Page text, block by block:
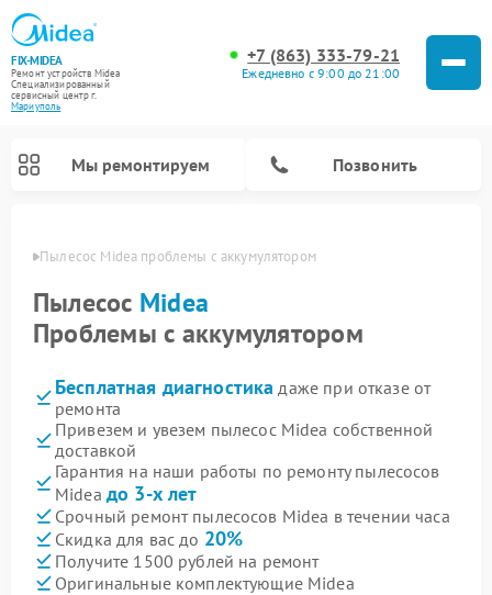
FIX-MIDEA
Ремонт устройств Midea
Специализированный
cервисный центр г.
Мариуполь
+7 (863) 333-79-21
Ежедневно с 9:00 до 21:00
Мы ремонтируем Позвонить
Пылесос Midea проблемы с аккумулятором
Пылесос Midea
Проблемы с аккумулятором
Бесплатная диагностика даже при отказе от
ремонта
Привезем и увезем пылесос Midea собственной
доставкой
Гарантия на наши работы по ремонту пылесосов
Midea до 3-х лет
Срочный ремонт пылесосов Midea в течении часа
Скидка для вас до 20%
Получите 1500 рублей на ремонт
Оригинальные комплектующие Midea